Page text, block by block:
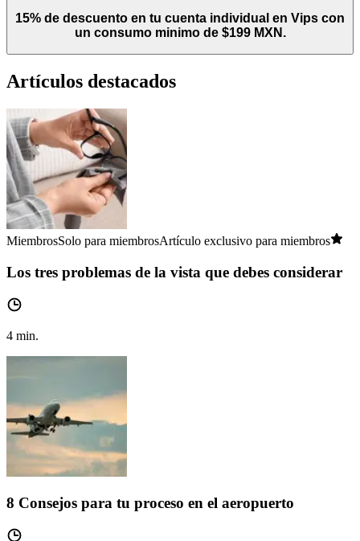
15% de descuento en tu cuenta individual en Vips con
un consumo minimo de $199 MXN.
Artículos destacados
MiembrosSolo para miembrosArtículo exclusivo para miembros
Los tres problemas de la vista que debes considerar
4 min.
8 Consejos para tu proceso en el aeropuerto